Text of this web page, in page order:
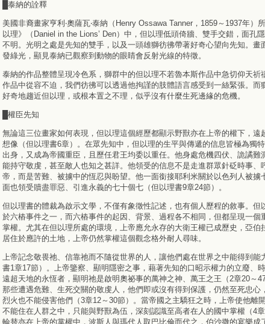
█泰納的詮釋
美國非裔畫家亨利‧奧薩瓦‧泰納（Henry Ossawa Tanner，1859～1937年）
以理》（Daniel in the Lions’ Den）中，但以理低頭倚牆、雙手交錯，面孔
不明。光明之處是先知的雙手，以及一頭雄獅彷彿帶著好奇心望向先知。畫
發綠光，顯見泰納已觀察到動物的眼睛會反射光線的特徵。
泰納的作品整體呈現冷色系，獅群中的但以理不若魯本斯作品中急切仰天祈
作品中從容不迫，我們彷彿可以透過他拘謹的肢體語言感受到一絲緊張。而
好奇地趨近但以理，或根本置之不理，似乎沒有什麼生死邊緣的危機。
█權臣先知
無論這三位畫家如何表現，但以理這個經歷都顯示野獸亦在上帝的權下，遠
想像（但以理書6章）。在眾先知中，但以理的生平與傳遞的信息皆極為獨
出身，又成為帝國重臣，且歷任君王均委以重任。他身處危機四伏、詭譎難
能持守敬虔，甚至敵人也知之甚詳。他領受的信息不是走進群眾針砭時事、
帝，而是苦難、被擄中的恆忍與盼望。他一面銜接耶利米關於以色列人被擄
面也領受贖盡罪惡、引進永義的七十個七（但以理書9章24節）。
但以理書的體裁為啟示文學，不僅有象徵性記述，也有個人歷程的敘事。但
於六樁事件之一，而六樁事件的起因、背景、過程各不相同，但都呈現一個
掌權。尤其在但以理所處的環境，上帝應允永存的大衛王權已成歷史，亞伯
居住於應許的土地，上帝仍然掌權這個觀念格外耐人尋味。
上帝記念敬畏祂、信靠祂而不隨從世界的人，讓他們處在世界之中能得到能
書1章17節）。上帝鑒察、顯明隱密之事，藉著先知的口昭示權力的立廢、
遠超天地的永恆者，顯明祂是啟明奧祕事的萬神之神、萬王之王（2章20～
那些遭遇危難、生死交關的敬虔人，他們即或沒有得到保護，仍然至死忠心
烈火也不能侵害他們（3章12～30節）。當帝國之主驕狂之時，上帝使他離
不能住在人群之中，只能與野獸為伍，深刻認識至高者在人的國中掌權（4章
輪替亦在上帝的掌權中，波斯人與瑪代人取巴比倫而代之，伯沙撒的宴樂成